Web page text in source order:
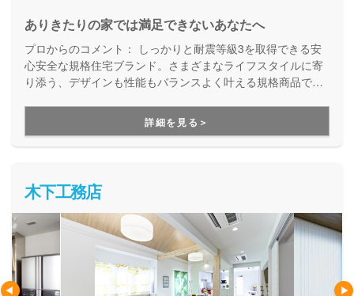
ありきたりの家では満足できないあなたへ
プロからのコメント：
しっかりと耐震等級3を取得できる安
心安全な規格住宅ブランド。さまざまなライフスタイルに寄
り添う、デザインも性能もバランスよく叶える規格商品で
詳細を見る＞
木下工務店